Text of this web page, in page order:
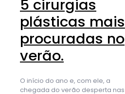
5 cirurgias
plásticas mais
procuradas no
verão.
O início do ano e, com ele, a
chegada do verão desperta nas